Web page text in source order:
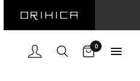
0